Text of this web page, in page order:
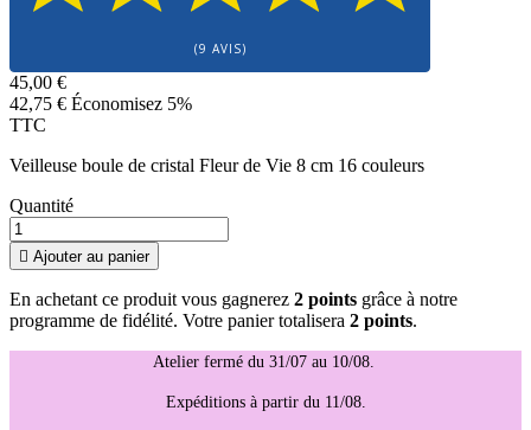
(9 AVIS)
45,00 €
42,75 € Économisez 5%
TTC
Veilleuse boule de cristal Fleur de Vie 8 cm 16 couleurs
Quantité
 Ajouter au panier
En achetant ce produit vous gagnerez 2 points grâce à notre
programme de fidélité. Votre panier totalisera 2 points.
Atelier fermé du 31/07 au 10/08.
Expéditions à partir du 11/08.